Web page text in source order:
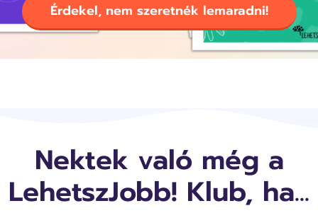
Érdekel, nem szeretnék lemaradni!
Nektek való még a
LehetszJobb! Klub, ha...